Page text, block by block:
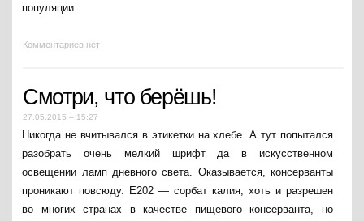
популяции.
Комментариев нет
Смотри, что берёшь!
27.05.2015 – 15:27
Никогда не вчитывался в этикетки на хлебе. А тут попытался
разобрать очень мелкий шрифт да в искусственном
освещении ламп дневного света. Оказывается, консерванты
проникают повсюду. Е202 — сорбат калия, хоть и разрешен
во многих странах в качестве пищевого консерванта, но